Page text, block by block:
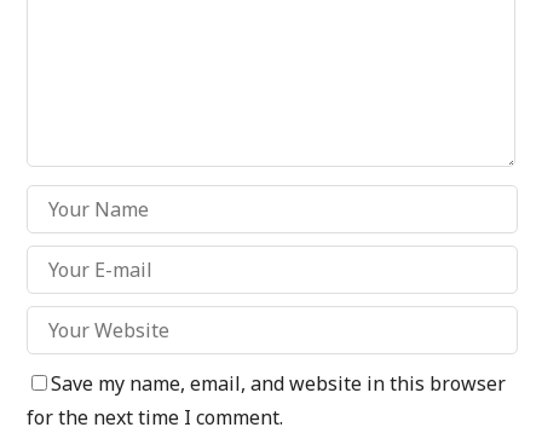
Save my name, email, and website in this browser
for the next time I comment.